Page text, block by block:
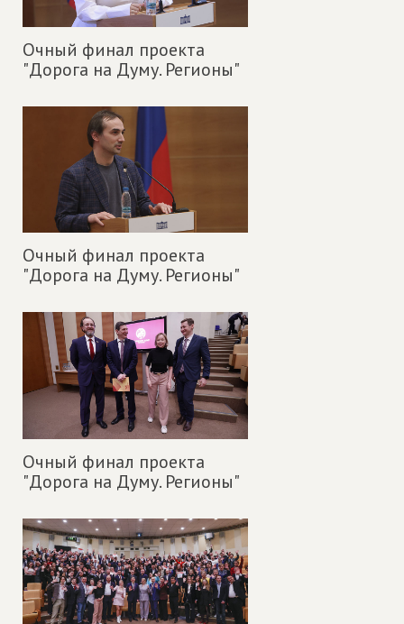
Очный финал проекта
"Дорога на Думу. Регионы"
Очный финал проекта
"Дорога на Думу. Регионы"
Очный финал проекта
"Дорога на Думу. Регионы"